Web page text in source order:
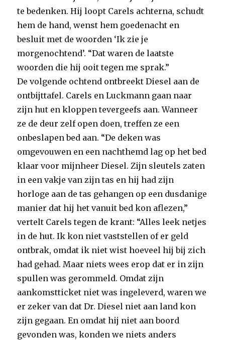
te bedenken. Hij loopt Carels achterna, schudt
hem de hand, wenst hem goedenacht en
besluit met de woorden ‘Ik zie je
morgenochtend’. “Dat waren de laatste
woorden die hij ooit tegen me sprak.”
De volgende ochtend ontbreekt Diesel aan de
ontbijttafel. Carels en Luckmann gaan naar
zijn hut en kloppen tevergeefs aan. Wanneer
ze de deur zelf open doen, treffen ze een
onbeslapen bed aan. “De deken was
omgevouwen en een nachthemd lag op het bed
klaar voor mijnheer Diesel. Zijn sleutels zaten
in een vakje van zijn tas en hij had zijn
horloge aan de tas gehangen op een dusdanige
manier dat hij het vanuit bed kon aflezen,”
vertelt Carels tegen de krant: “Alles leek netjes
in de hut. Ik kon niet vaststellen of er geld
ontbrak, omdat ik niet wist hoeveel hij bij zich
had gehad. Maar niets wees erop dat er in zijn
spullen was gerommeld. Omdat zijn
aankomstticket niet was ingeleverd, waren we
er zeker van dat Dr. Diesel niet aan land kon
zijn gegaan. En omdat hij niet aan boord
gevonden was, konden we niets anders